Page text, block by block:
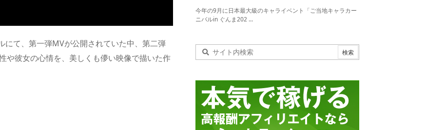
にて、第一弾MVが公開されていた中、第二弾
や彼女の心情を、美しくも儚い映像で描いた作
今年の9月に日本最大級のキャライベント「ご当地キャラカー
ニバルin ぐんま202 ...